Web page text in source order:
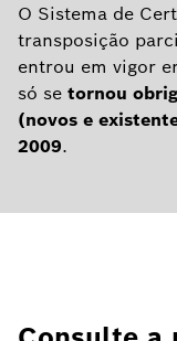
O Sistema de
transposição
entrou em vigor
só se tornou
(novos e
2009.